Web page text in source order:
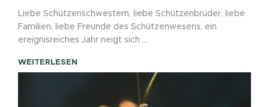
Liebe Schützenschwestern, liebe Schützenbrüder, liebe
Familien, liebe Freunde des Schützenwesens, ein
ereignisreiches Jahr neigt sich ...
WEITERLESEN